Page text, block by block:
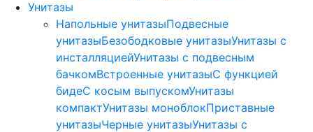
Унитазы
Напольные унитазыПодвесные
унитазыБезободковые унитазыУнитазы с
инсталляциейУнитазы с подвесным
бачкомВстроенные унитазыС функцией
бидеС косым выпускомУнитазы
компактУнитазы моноблокПриставные
унитазыЧерные унитазыУнитазы с